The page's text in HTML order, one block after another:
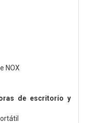
NOX
de escritorio y